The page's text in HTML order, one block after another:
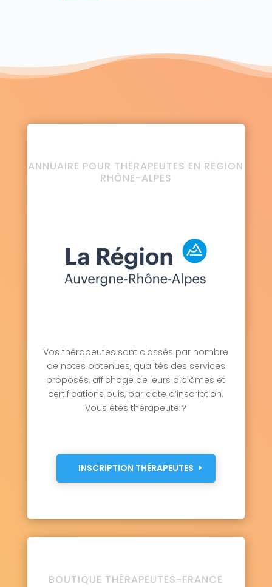
ANNUAIRE POUR THÉRAPEUTES EN RÉGION
RHÔNE-ALPES
Vos thérapeutes sont classés par nombre
de notes obtenues, qualités des services
proposés, affichage de leurs diplômes et
certifications puis, par date d’inscription.
Vous êtes thérapeute ?
INSCRIPTION THÉRAPEUTES
BOUTIQUE THÉRAPEUTES-FRANCE